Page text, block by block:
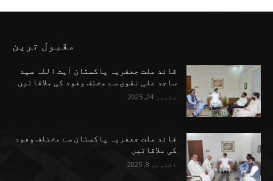
مقبول ترین
قائد ملت جعفریہ پاکستان آیت اللہ سید
ساجد علی نقوی سے مختف وفود کی ملاقاتیں
ستمبر 24, 2025
قائد ملت جعفریہ پاکستان سے مختلف وفود
کی ملاقاتیں
اکتوبر 8, 2025